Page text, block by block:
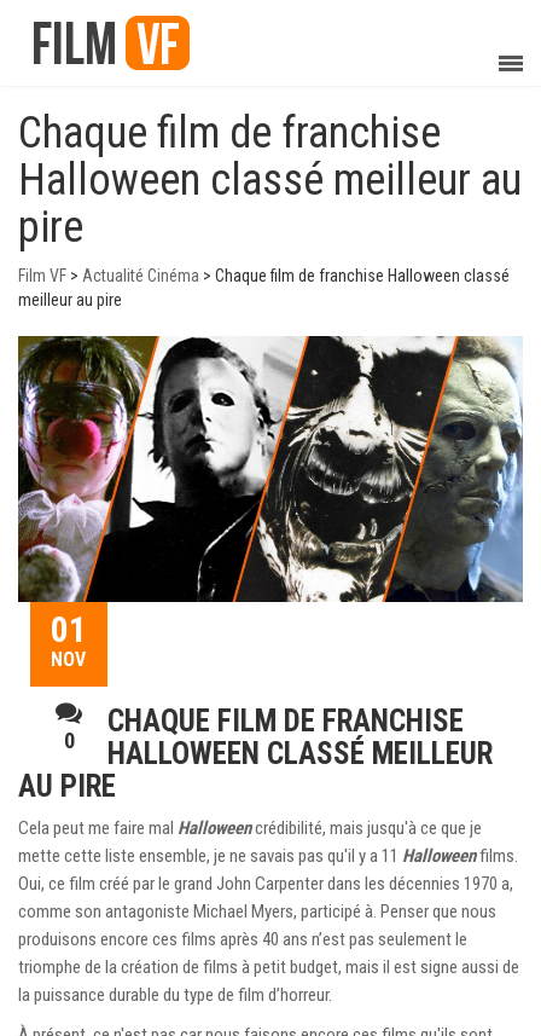
Chaque film de franchise
Halloween classé meilleur au
pire
Film VF > Actualité Cinéma > Chaque film de franchise Halloween classé
meilleur au pire
01
NOV
0
CHAQUE FILM DE FRANCHISE
HALLOWEEN CLASSÉ MEILLEUR
AU PIRE
Cela peut me faire mal Halloweencrédibilité, mais jusqu'à ce que je
mette cette liste ensemble, je ne savais pas qu'il y a 11 Halloweenfilms.
Oui, ce film créé par le grand John Carpenter dans les décennies 1970 a,
comme son antagoniste Michael Myers, participé à. Penser que nous
produisons encore ces films après 40 ans n’est pas seulement le
triomphe de la création de films à petit budget, mais il est signe aussi de
la puissance durable du type de film d’horreur.